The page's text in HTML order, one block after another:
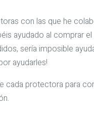
con las que he
ayudado al comprar el
sería imposible
ayudarles!
cada protectora para